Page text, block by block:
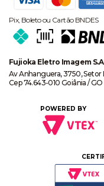
Pix, Boleto ou Cartão BNDES
Fujioka Eletro Imagem S.A
Av Anhanguera, 3750, Setor
Cep 74.643-010 Goiânia / GO
POWERED BY